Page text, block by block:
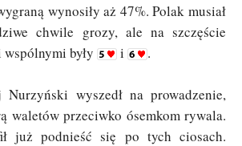
wynosiły aż 47%. Polak musiał
chwile grozy, ale na szczęście
były
i .
Nurzyński wyszedł na prowadzenie,
waletów przeciwko ósemkom rywala.
już podnieść się po tych ciosach.